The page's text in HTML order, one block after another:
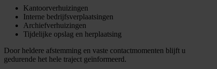
Kantoorverhuizingen
Interne bedrijfsverplaatsingen
Archiefverhuizingen
Tijdelijke opslag en herplaatsing
Door heldere afstemming en vaste contactmomenten blijft u
gedurende het hele traject geïnformeerd.